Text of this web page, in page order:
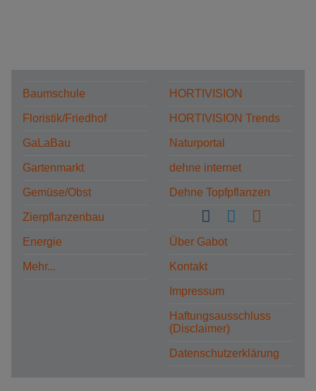
Baumschule
Floristik/Friedhof
GaLaBau
Gartenmarkt
Gemüse/Obst
Zierpflanzenbau
Energie
Mehr...
HORTIVISION
HORTIVISION Trends
Naturportal
dehne internet
Dehne Topfpflanzen
Über Gabot
Kontakt
Impressum
Haftungsausschluss
(Disclaimer)
Datenschutzerklärung